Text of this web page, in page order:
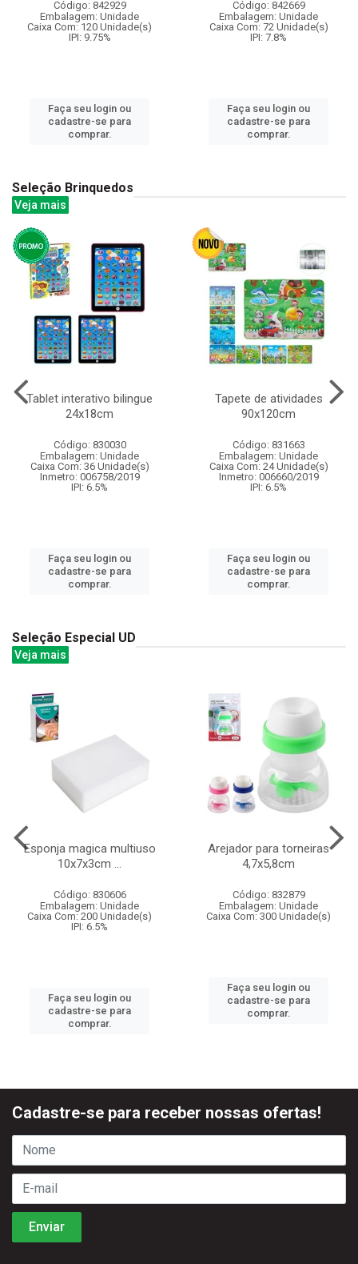
Código: 842929
Embalagem: Unidade
Caixa Com: 120 Unidade(s)
IPI: 9.75%
Faça seu login ou
cadastre-se para
comprar.
Código: 842669
Embalagem: Unidade
Caixa Com: 72 Unidade(s)
IPI: 7.8%
Faça seu login ou
cadastre-se para
comprar.
Seleção Brinquedos
Veja mais
Tablet interativo bilingue
24x18cm
Código: 830030
Embalagem: Unidade
Caixa Com: 36 Unidade(s)
Inmetro: 006758/2019
IPI: 6.5%
Faça seu login ou
cadastre-se para
comprar.
Tapete de atividades
90x120cm
Código: 831663
Embalagem: Unidade
Caixa Com: 24 Unidade(s)
Inmetro: 006660/2019
IPI: 6.5%
Faça seu login ou
cadastre-se para
comprar.
Seleção Especial UD
Veja mais
Esponja magica multiuso
10x7x3cm ...
Código: 830606
Embalagem: Unidade
Caixa Com: 200 Unidade(s)
IPI: 6.5%
Faça seu login ou
cadastre-se para
comprar.
Arejador para torneiras
4,7x5,8cm
Código: 832879
Embalagem: Unidade
Caixa Com: 300 Unidade(s)
Faça seu login ou
cadastre-se para
comprar.
Cadastre-se para receber nossas ofertas!